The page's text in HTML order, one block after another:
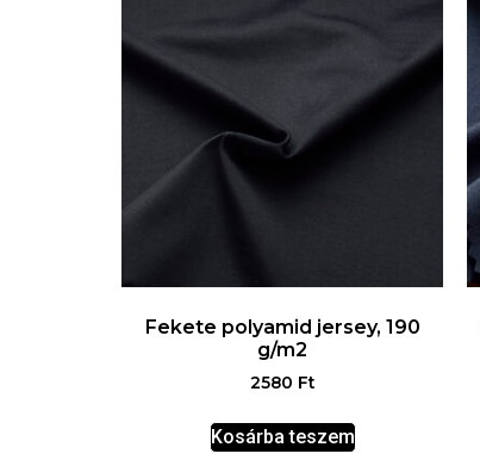
Fekete polyamid jersey, 190
g/m2
2580 Ft
Kosárba teszem